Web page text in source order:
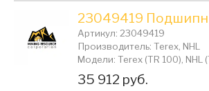
23049419
Артикул: 23049419
Производитель: Terex, NHL
Модели: Terex (TR 100), NHL
Цена:
35 912 руб.